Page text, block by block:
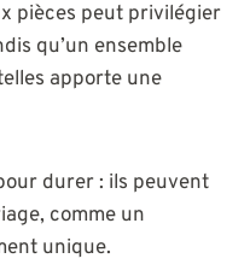
pièces peut privilégier
qu’un ensemble
apporte une
durer : ils peuvent
comme un
unique.